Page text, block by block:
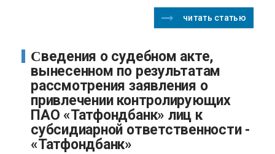
читать статью
Сведения о судебном акте,
вынесенном по результатам
рассмотрения заявления о
привлечении контролирующих
ПАО «Татфондбанк» лиц к
субсидиарной ответственности -
«Татфондбанк»